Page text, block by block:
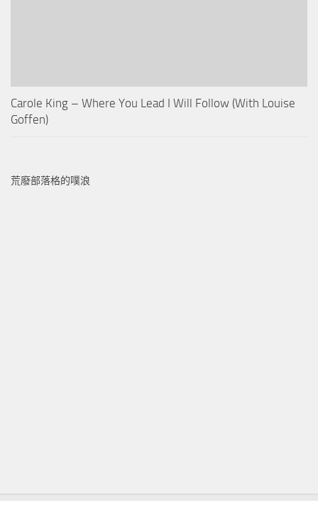
Carole King – Where You Lead I Will Follow (With Louise
Goffen)
荒廢部落格的噗浪